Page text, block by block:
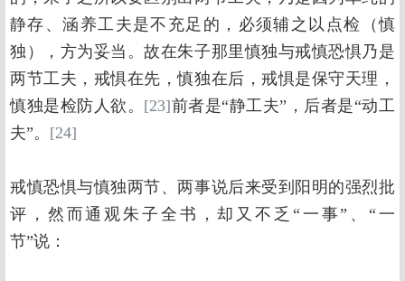
静存、涵养工夫是不充足的，必须辅之以点检（慎
独），方为妥当。故在朱子那里慎独与戒慎恐惧乃是
两节工夫，戒惧在先，慎独在后，戒惧是保守天理，
慎独是检防人欲。 [23]前者是“静工夫”，后者是“动工
夫”。 [24]
戒慎恐惧与慎独两节、两事说后来受到阳明的强烈批
评，然而通观朱子全书，却又不乏“一事”、“一
节”说：